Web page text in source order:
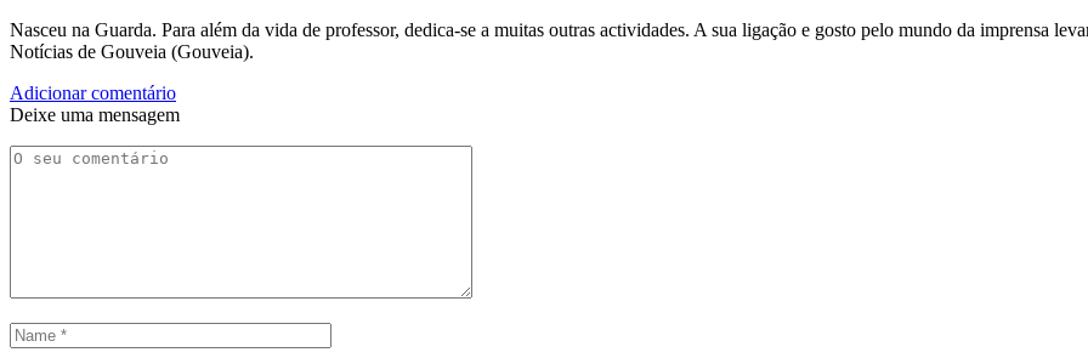
Nasceu na Guarda. Para além da vida de professor, dedica-se a muitas outras actividades. A sua ligação e gosto pelo mundo da imprensa
Notícias de Gouveia (Gouveia).
Adicionar comentário
Deixe uma mensagem